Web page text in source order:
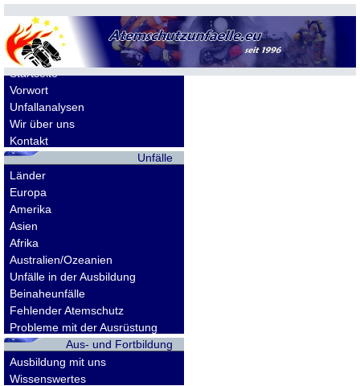
Allgemeines
Startseite
Vorwort
Unfallanalysen
Wir über uns
Kontakt
Unfälle
Länder
Europa
Amerika
Asien
Afrika
Australien/Ozeanien
Unfälle in der Ausbildung
Beinaheunfälle
Fehlender Atemschutz
Probleme mit der Ausrüstung
Aus- und Fortbildung
Ausbildung mit uns
Wissenswertes